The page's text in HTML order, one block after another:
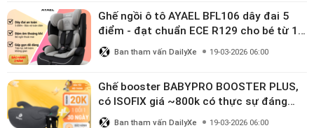
Ghế ngồi ô tô AYAEL BFL106 dây đai 5
điểm - đạt chuẩn ECE R129 cho bé từ 1–
10 tuổi
Ban tham vấn DailyXe 19-03-2026 06:00
Ghế booster BABYPRO BOOSTER PLUS,
có ISOFIX giá ~800k có thực sự đáng
mua?
Ban tham vấn DailyXe 19-03-2026 06:00